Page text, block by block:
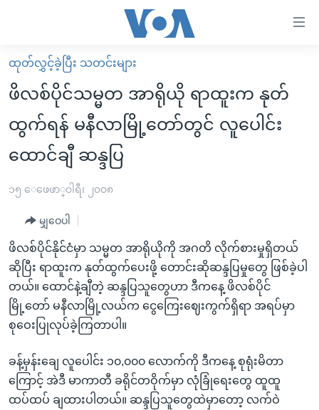
လွယ်ကူ
စေ
Link
များ
ပင်မ
ကျော်
ကြည့်
ရန်
ပင်မ
အ
စာမျက်နှာ
သို့
ကျော်
မူလစာမျက်နှာ
မြန်မာ
ကမ္ဘာ့သတင်းများ
နိုင်ငံတကာ
အစ္စရေး-ပါလက်စတိုင်း
ဗွီဒီယို
အင်္ဂလိပ်စာလေ့လာမယ်
အမေရိကန်သုံးအီဒီယံ
မကြေးမုံရဲ့ အင်္ဂလိပ်စာ
ရုပ်ရှင်ထဲက အင်္ဂလိပ်စာ
သုတပဒေသာ အင်္ဂလိပ်စာ
အပတ်စဉ်ကဏ္ဍများ
ရေဒီယို
တီဗွီ
ရေဒီယိုနှင့်ရုပ်သံ အချက်အလက်များ
ရေဒီယို/တီဗွီအစီအစဉ်
ဗွီအိုအေ လူမှုကွန်ယက်များ
ထုတ်လွှင့်ခဲ့ပြီး သတင်းများ
ဖိလစ်ပိုင်သမ္မတ အာရိုယို ရာထူးက နုတ်
ထွက်ရန် မနီလာမြို့တော်တွင် လူပေါင်း
ထောင်ချီ ဆန္ဒပြ
၁၅ ေဖေဖာ္၀ါရီ၊ ၂၀၀၈
မျှဝေပါ
ဖိလစ်ပိုင်နိုင်ငံမှာ သမ္မတ အာရိုယိုကို အဂတိ လိုက်စားမှုရှိတယ်
ဆိုပြီး ရာထူးက နုတ်ထွက်ပေးဖို့ တောင်းဆိုဆန္ဒပြမှုတွေ ဖြစ်ခဲ့ပါ
တယ်။ ထောင်နဲ့ချီတဲ့ ဆန္ဒပြသူတွေဟာ ဒီကနေ့ ဖိလစ်ပိုင်
မြို့တော် မနီလာမြို့လယ်က ငွေကြေးဈေးကွက်ရှိရာ အရပ်မှာ
စုဝေးပြုလုပ်ခဲ့ကြတာပါ။
ခန့်မှန်းချေ လူပေါင်း ၁၀,၀၀၀ လောက်ကို ဒီကနေ့ စုရုံးမိတာ
ကြောင့် အဲဒီ မာကာတီ ခရိုင်တဝိုက်မှာ လုံခြုံရေးတွေ ထူထူ
ထပ်ထပ် ချထားပါတယ်။ ဆန္ဒပြသူတွေထဲမှာတော့ လက်ဝဲ